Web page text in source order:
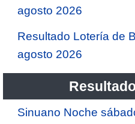
agosto 2026
Resultado Lotería de
agosto 2026
Sinuano Noche